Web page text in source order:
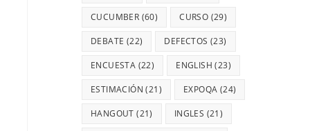
CUCUMBER (60) CURSO (29)
DEBATE (22) DEFECTOS (23)
ENCUESTA (22) ENGLISH (23)
ESTIMACIÓN (21) EXPOQA (24)
HANGOUT (21) INGLES (21)